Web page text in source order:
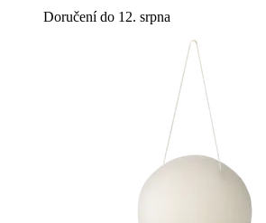
Doručení do 12. srpna